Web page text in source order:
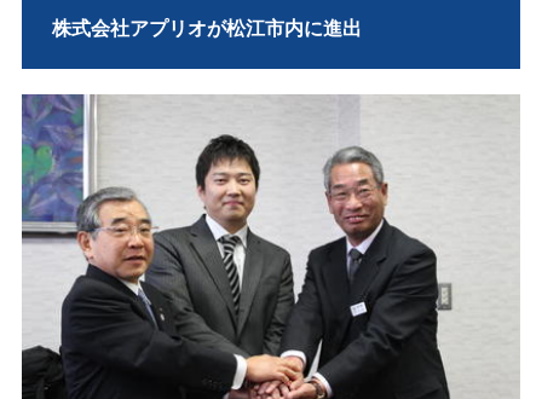
株式会社アプリオが松江市内に進出